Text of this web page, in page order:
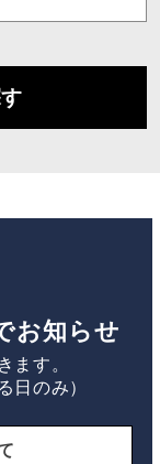
お知らせ
ます。
日のみ）